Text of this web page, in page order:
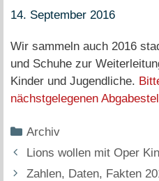
14. September 2016
Wir sammeln auch 2016
und Schuhe zur
Kinder und Jugendliche.
nächstgelegenen
Kategorien
Archiv
Lions wollen mit Oper
Zahlen, Daten, Fakten